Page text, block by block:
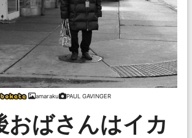
amaraku PAUL GAVINGER
おばさんはイカ